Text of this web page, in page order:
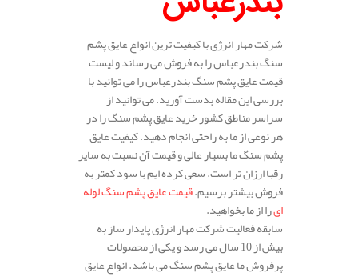
شرکت مهار انرژی با کیفیت ترین انواع عایق پشم
سنگ بندرعباس را به فروش می رساند و لیست
قیمت عایق پشم سنگ بندرعباس را می توانید با
بررسی این مقاله بدست آورید. می توانید از
سراسر مناطق کشور خرید عایق پشم سنگ را در
هر نوعی از ما به راحتی انجام دهید. کیفیت عایق
پشم سنگ ما بسیار عالی و قیمت آن نسبت به سایر
رقبا ارزان تر است. سعی کرده ایم با سود کمتر به
فروش بیشتر برسیم.قیمت عایق پشم سنگ لوله
ایرا از ما بخواهید.
سابقه فعالیت شرکت مهار انرژی پایدار ساز به
بیش از 10 سال می رسد و یکی از محصولات
پرفروش ما عایق پشم سنگ می باشد. انواع عایق